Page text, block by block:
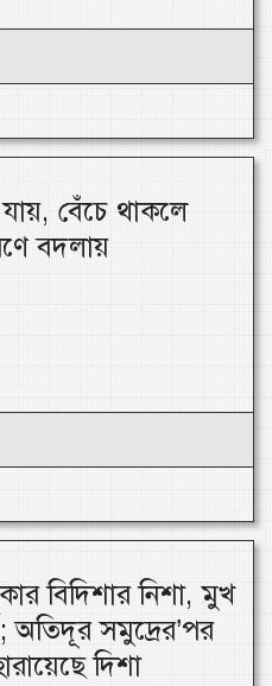
বেঁচে থাকলে
বদলায়
বিদিশার নিশা, মুখ
অতিদূর সমুদ্রের’পর
দিশা